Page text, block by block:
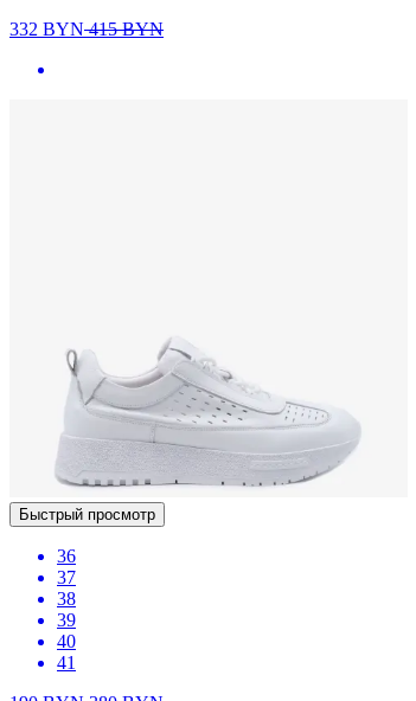
332 BYN415BYN
Быстрый просмотр
36
37
38
39
40
41